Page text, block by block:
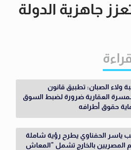
جاهزية الدولة
قراءة
ولاء الصبان: تطبيق قانون
العقارية ضرورة لضبط السوق
حقوق أطرافه
ياسر الحفناوي يطرح رؤية شاملة
المصريين بالخارج تشمل "المعاش